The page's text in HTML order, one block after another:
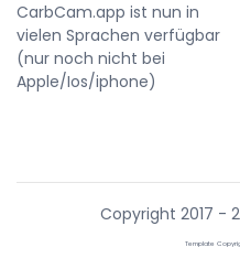
CarbCam.app ist nun in
vielen Sprachen verfügbar
(nur noch nicht bei
Apple/Ios/iphone)
Copyright 2017 -
Template